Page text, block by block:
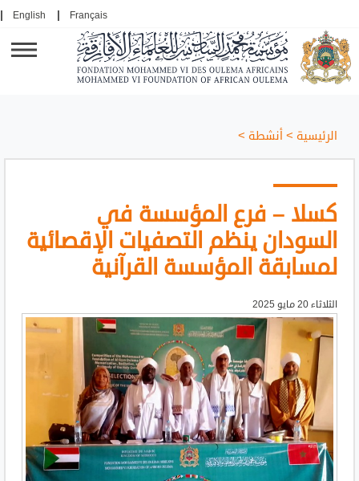
Français
English
الرئيسية >أنشطة >
كسلا – فرع المؤسسة في
السودان ينظم التصفيات الإقصائية
لمسابقة المؤسسة القرآنية
الثلاثاء 20 مايو 2025